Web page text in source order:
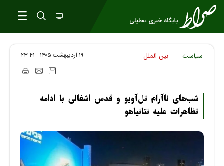
سیاست بین الملل ۱۹ ارديبهشت ۱۴۰۵ - ۲۳:۴۱
شب‌های ناآرام تل‌آویو و قدس اشغالی با ادامه
تظاهرات علیه نتانیاهو